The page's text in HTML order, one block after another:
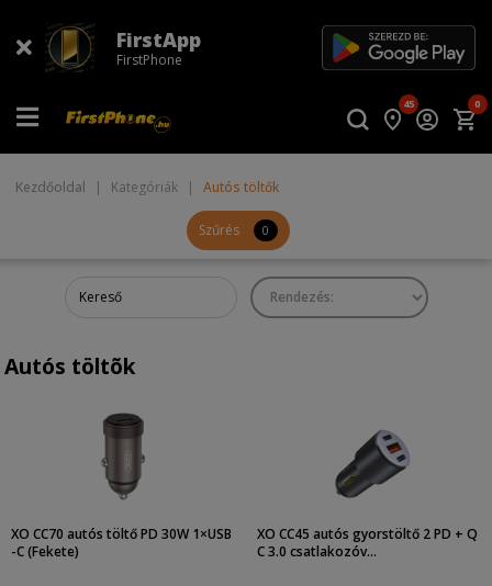
FirstApp
FirstPhone
45 0
Kezdőoldal | Kategóriák | Autós töltők
Szűrés 0
Autós töltõk
XO CC70 autós töltő PD 30W 1×USB
-C (Fekete)
XO CC45 autós gyorstöltő 2 PD + Q
C 3.0 csatlakozóv...